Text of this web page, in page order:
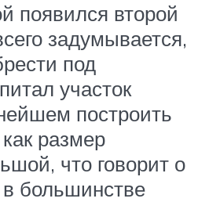
появился второй
задумывается,
под
участок
построить
размер
что говорит о
большинстве